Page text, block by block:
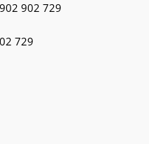
902 729
729